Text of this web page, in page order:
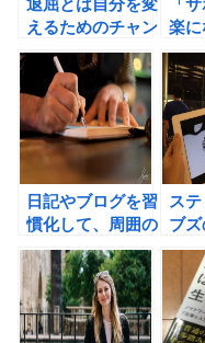
退屈とは自分を変
えるためのチャン
スである！
「
楽に
ナ
日記やブログを習
慣化して、周囲の
情報に敏感になろ
う！
ス
ブ
をコ
よ